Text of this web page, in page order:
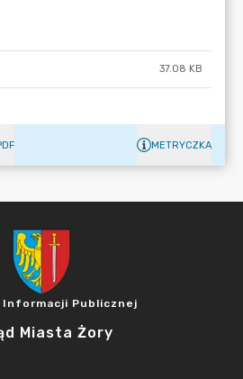
37.08 KB
METRYCZKA
Publicznej
Miasta Żory